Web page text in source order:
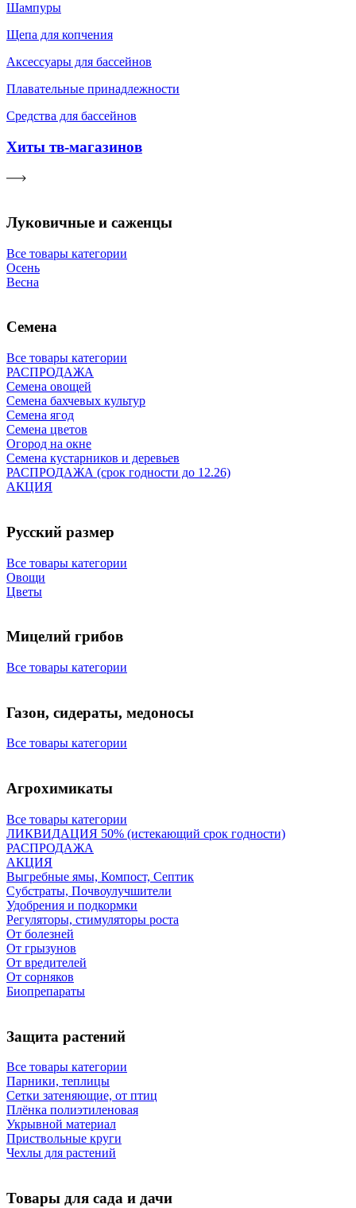
Шампуры
Щепа для копчения
Аксессуары для бассейнов
Плавательные принадлежности
Средства для бассейнов
Хиты тв-магазинов
Луковичные и саженцы
Все товары категории
Осень
Весна
Семена
Все товары категории
РАСПРОДАЖА
Семена овощей
Семена бахчевых культур
Семена ягод
Семена цветов
Огород на окне
Семена кустарников и деревьев
РАСПРОДАЖА (срок годности до 12.26)
АКЦИЯ
Русский размер
Все товары категории
Овощи
Цветы
Мицелий грибов
Все товары категории
Газон, сидераты, медоносы
Все товары категории
Агрохимикаты
Все товары категории
ЛИКВИДАЦИЯ 50% (истекающий срок годности)
РАСПРОДАЖА
АКЦИЯ
Выгребные ямы, Компост, Септик
Субстраты, Почвоулучшители
Удобрения и подкормки
Регуляторы, стимуляторы роста
От болезней
От грызунов
От вредителей
От сорняков
Биопрепараты
Защита растений
Все товары категории
Парники, теплицы
Сетки затеняющие, от птиц
Плёнка полиэтиленовая
Укрывной материал
Приствольные круги
Чехлы для растений
Товары для сада и дачи